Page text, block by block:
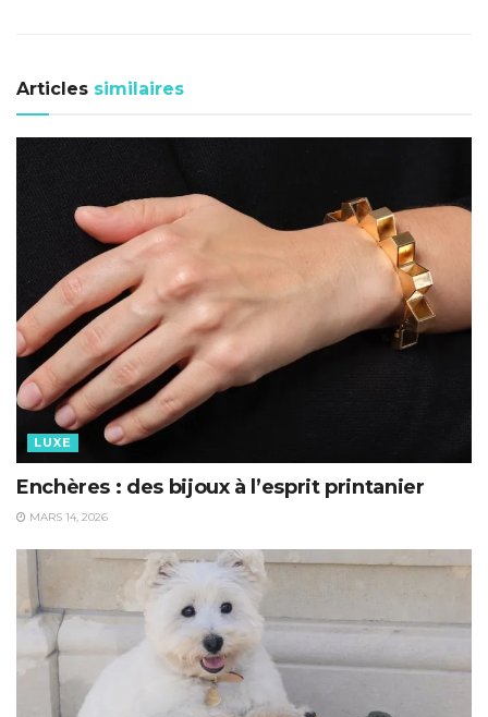
Articles similaires
LUXE
Enchères : des bijoux à l’esprit printanier
MARS 14, 2026